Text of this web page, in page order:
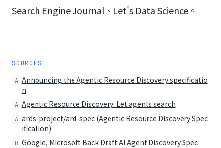
Search Engine Journal、Let's Data Science。
SOURCES
A Announcing the Agentic Resource Discovery specificatio
n
A Agentic Resource Discovery: Let agents search
A ards-project/ard-spec (Agentic Resource Discovery Spec
ification)
B Google, Microsoft Back Draft AI Agent Discovery Spec